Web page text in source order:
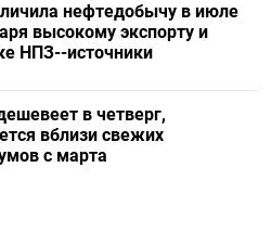
нефтедобычу в июле
высокому экспорту и
НПЗ--источники
в четверг,
вблизи свежих
с марта